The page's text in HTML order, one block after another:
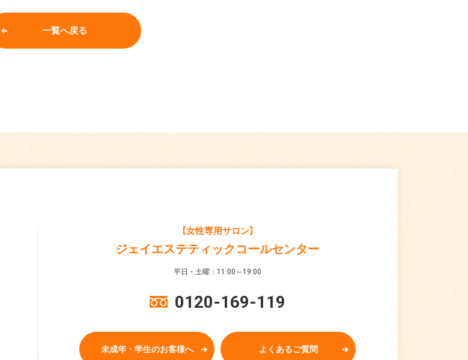
一覧へ戻る
【女性専用サロン】
ジェイエステティックコールセンター
平日・土曜：11:00～19:00
0120-169-119
未成年・学生のお客様へ よくあるご質問